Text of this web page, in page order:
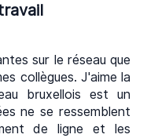
sur le réseau que
collègues. J'aime la
bruxellois est un
ne se ressemblent
de ligne et les